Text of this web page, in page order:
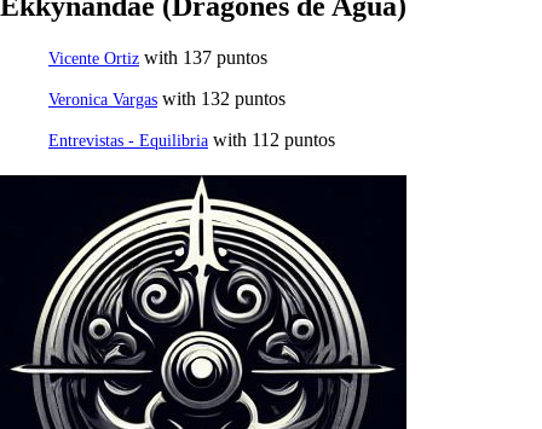
Vicente Ortiz with 137 puntos
Veronica Vargas with 132 puntos
Entrevistas - Equilibria with 112 puntos